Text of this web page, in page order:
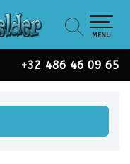
+32 486 46 09 65
MENU